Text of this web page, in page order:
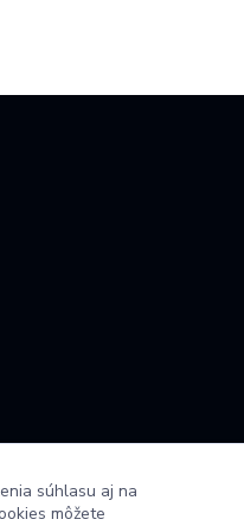
súhlasu aj na
môžete